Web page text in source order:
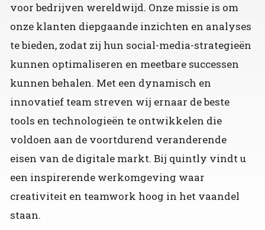
voor bedrijven wereldwijd. Onze missie is om
onze klanten diepgaande inzichten en analyses
te bieden, zodat zij hun social-media-strategieën
kunnen optimaliseren en meetbare successen
kunnen behalen. Met een dynamisch en
innovatief team streven wij ernaar de beste
tools en technologieën te ontwikkelen die
voldoen aan de voortdurend veranderende
eisen van de digitale markt. Bij quintly vindt u
een inspirerende werkomgeving waar
creativiteit en teamwork hoog in het vaandel
staan.